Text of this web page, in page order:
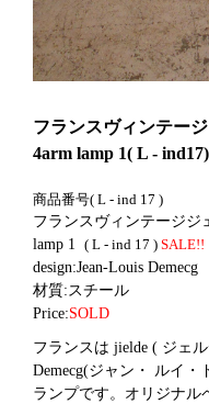
フランスヴィンテー
4arm lamp 1( L - ind17)
商品番号( L - ind 17 )
フランスヴィンテージジ
lamp 1 ( L - ind 17 ) SALE!!
design:Jean-Louis Demecg
材質:スチール
Price:SOLD
フランスは jielde ( ジェ
Demecg(ジャン・ ルイ ・
ランプです。オリジナル